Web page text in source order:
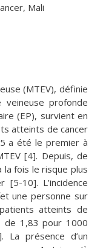
Mali
(MTEV), définie
veineuse profonde
(EP), survient en
atteints de cancer
a été le premier à
[4]. Depuis, de
fois le risque plus
10]. L’incidence
une personne sur
atteints de
de 1,83 pour 1000
La présence d’un